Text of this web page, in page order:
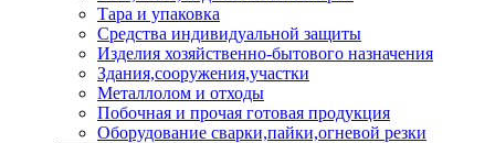
Тара и упаковка
Средства индивидуальной защиты
Изделия хозяйственно-бытового назначения
Здания,сооружения,участки
Металлолом и отходы
Побочная и прочая готовая продукция
Оборудование сварки,пайки,огневой резки